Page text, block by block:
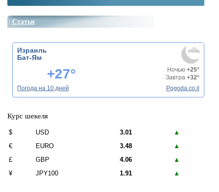
Статьи
Израиль
Бат-Ям
+27° Ночью +25°
Завтра +32°
Погода на 10 дней
Pogoda.co.il
Курс шекеля
$ USD 3.01
▲
€
EURO 3.48
▲
£
GBP 4.06
▲
¥
JPY100 1.91 ▲